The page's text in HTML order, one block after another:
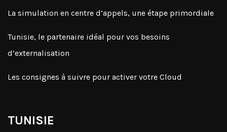
La simulation en centre d’appels, une étape primordiale
Tunisie, le partenaire idéal pour vos besoins
d’externalisation
Les consignes à suivre pour activer votre Cloud
TUNISIE